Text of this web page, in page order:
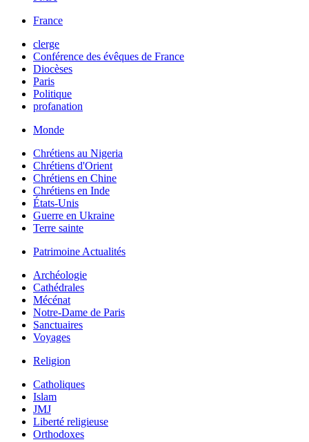
France
clerge
Conférence des évêques de France
Diocèses
Paris
Politique
profanation
Monde
Chrétiens au Nigeria
Chrétiens d'Orient
Chrétiens en Chine
Chrétiens en Inde
États-Unis
Guerre en Ukraine
Terre sainte
Patrimoine Actualités
Archéologie
Cathédrales
Mécénat
Notre-Dame de Paris
Sanctuaires
Voyages
Religion
Catholiques
Islam
JMJ
Liberté religieuse
Orthodoxes